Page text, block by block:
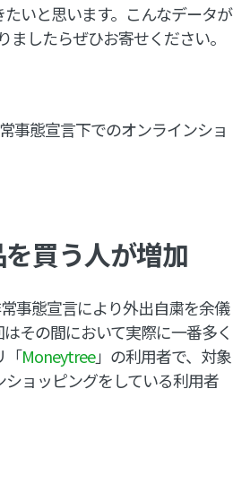
いと思います。こんなデータが
したらぜひお寄せください。
事態宣言下でのオンラインショ
買う人が増加
事態宣言により外出自粛を余儀
その間において実際に一番多く
「Moneytree」の利用者で、対象
ョッピングをしている利用者